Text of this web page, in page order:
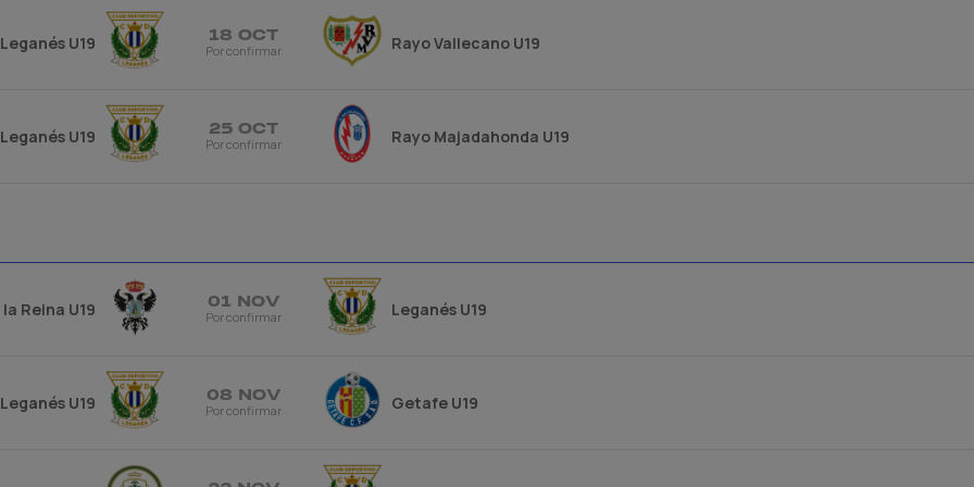
Leganés U19 18 OCT
Por confirmar Rayo Vallecano U19
Leganés U19 25 OCT
Por confirmar Rayo Majadahonda U19
Reina U19 01 NOV
Por confirmar Leganés U19
Leganés U19 08 NOV
Por confirmar Getafe U19